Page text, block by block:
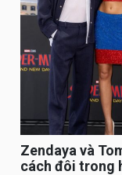
Zendaya và
cách đôi trong